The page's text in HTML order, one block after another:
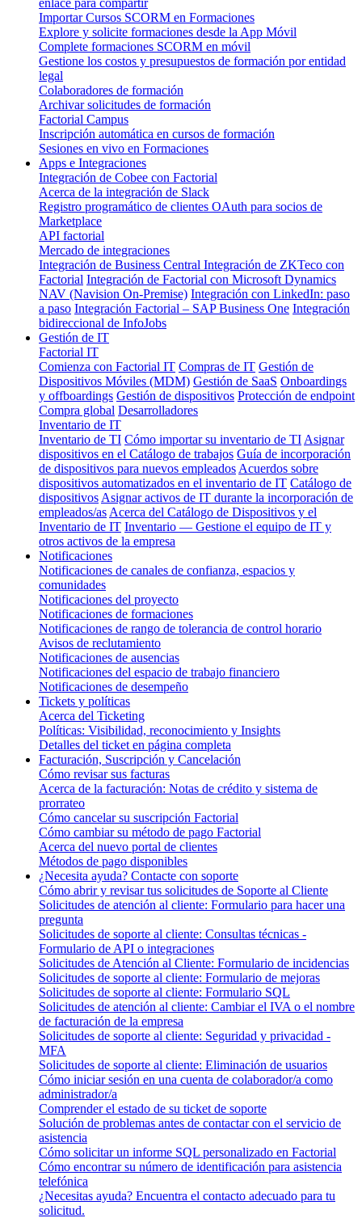
Importar Cursos SCORM en Formaciones
Explore y solicite formaciones desde la App Móvil
Complete formaciones SCORM en móvil
Gestione los costos y presupuestos de formación por entidad
legal
Colaboradores de formación
Archivar solicitudes de formación
Factorial Campus
Inscripción automática en cursos de formación
Sesiones en vivo en Formaciones
Apps e Integraciones
Integración de Cobee con Factorial
Acerca de la integración de Slack
Registro programático de clientes OAuth para socios de
Marketplace
API factorial
Mercado de integraciones
Integración de Business Central Integración de ZKTeco con
Factorial Integración de Factorial con Microsoft Dynamics
NAV (Navision On-Premise) Integración con LinkedIn: paso
a paso Integración Factorial – SAP Business One Integración
bidireccional de InfoJobs
Gestión de IT
Factorial IT
Comienza con Factorial IT Compras de IT Gestión de
Dispositivos Móviles (MDM) Gestión de SaaS Onboardings
y offboardings Gestión de dispositivos Protección de endpoint
Compra global Desarrolladores
Inventario de IT
Inventario de TI Cómo importar su inventario de TI Asignar
dispositivos en el Catálogo de trabajos Guía de incorporación
de dispositivos para nuevos empleados Acuerdos sobre
dispositivos automatizados en el inventario de IT Catálogo de
dispositivos Asignar activos de IT durante la incorporación de
empleados/as Acerca del Catálogo de Dispositivos y el
Inventario de IT Inventario — Gestione el equipo de IT y
otros activos de la empresa
Notificaciones
Notificaciones de canales de confianza, espacios y
comunidades
Notificaciones del proyecto
Notificaciones de formaciones
Notificaciones de rango de tolerancia de control horario
Avisos de reclutamiento
Notificaciones de ausencias
Notificaciones del espacio de trabajo financiero
Notificaciones de desempeño
Tickets y políticas
Acerca del Ticketing
Políticas: Visibilidad, reconocimiento y Insights
Detalles del ticket en página completa
Facturación, Suscripción y Cancelación
Cómo revisar sus facturas
Acerca de la facturación: Notas de crédito y sistema de
prorrateo
Cómo cancelar su suscripción Factorial
Cómo cambiar su método de pago Factorial
Acerca del nuevo portal de clientes
Métodos de pago disponibles
¿Necesita ayuda? Contacte con soporte
Cómo abrir y revisar tus solicitudes de Soporte al Cliente
Solicitudes de atención al cliente: Formulario para hacer una
pregunta
Solicitudes de soporte al cliente: Consultas técnicas -
Formulario de API o integraciones
Solicitudes de Atención al Cliente: Formulario de incidencias
Solicitudes de soporte al cliente: Formulario de mejoras
Solicitudes de soporte al cliente: Formulario SQL
Solicitudes de atención al cliente: Cambiar el IVA o el nombre
de facturación de la empresa
Solicitudes de soporte al cliente: Seguridad y privacidad -
MFA
Solicitudes de soporte al cliente: Eliminación de usuarios
Cómo iniciar sesión en una cuenta de colaborador/a como
administrador/a
Comprender el estado de su ticket de soporte
Solución de problemas antes de contactar con el servicio de
asistencia
Cómo solicitar un informe SQL personalizado en Factorial
Cómo encontrar su número de identificación para asistencia
telefónica
¿Necesitas ayuda? Encuentra el contacto adecuado para tu
solicitud.